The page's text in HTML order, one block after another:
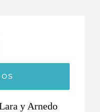
y Arnedo